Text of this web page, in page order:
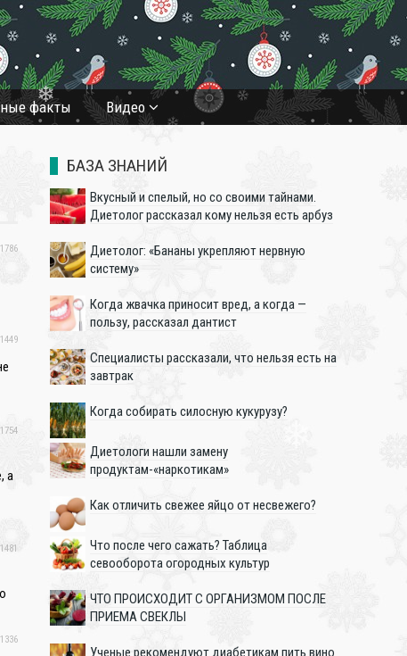
факты Видео
1786
1449
1754
а
1481
1336
БАЗА ЗНАНИЙ
Вкусный и спелый, но со своими тайнами.
Диетолог рассказал кому нельзя есть арбуз
Диетолог: «Бананы укрепляют нервную
систему»
Когда жвачка приносит вред, а когда —
пользу, рассказал дантист
Специалисты рассказали, что нельзя есть на
завтрак
Когда собирать силосную кукурузу?
Диетологи нашли замену
продуктам-«наркотикам»
Как отличить свежее яйцо от несвежего?
Что после чего сажать? Таблица
севооборота огородных культур
ЧТО ПРОИСХОДИТ С ОРГАНИЗМОМ ПОСЛЕ
ПРИЕМА СВЕКЛЫ
Ученые рекомендуют диабетикам пить вино
❄
❄